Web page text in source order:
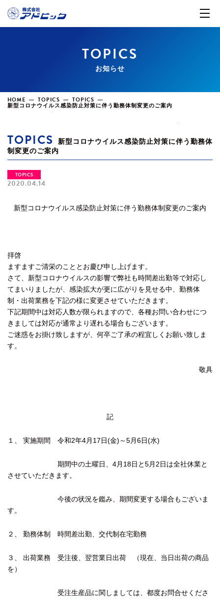
TOPICS
お知らせ
HOME TOPICS TOPICS
新型コロナウイルス感染防止対策に伴う勤務体制変更のご案内
TOPICS
新型コロナウイルス感染防止対策に伴う勤務体
制変更のご案内
TOPICS
2020.04.14
新型コロナウイルス感染防止対策に伴う勤務体制変更のご案内
拝啓
ますますご清栄のこととお慶び申し上げます。
さて、新型コロナウイルスの影響で弊社も時間差出勤等で対応し
てまいりましたが、感染拡大が更に広がりを見せる中、勤務体
制・出荷業務を下記の様に変更させていただきます。
下記期間中は対応人数が限られますので、各種お問い合わせにつ
きましては対応が通常より遅れる場合もございます。
ご迷惑をお掛け致しますが、何卒ご了承の程宜しくお願い致しま
す。
敬具
記
１、 実施期間 令和2年4月17日(金)～5月6日(水)
期間中の土曜日、4月18日と5月2日は全社休業と
させていただきます。
今後の状況を鑑み、期間変更する場合もございま
す。
２、 勤務体制 時間差出勤、交代制在宅勤務
３、 出荷業務 受注後、翌営業日出荷 （現在、当日出荷の商品
を）
受注生産品に関しましては、都度お問合せくださ